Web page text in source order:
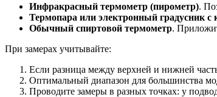
Инфракрасный термометр (пирометр).
Термопара или электронный градусник
Обычный спиртовой термометр.
При замерах учитывайте:
Если разница между верхней и нижней
Оптимальный диапазон для большинства
Проводите замеры в разных точках: у